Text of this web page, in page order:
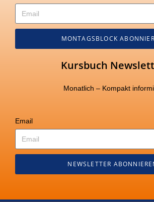
MONTAGSBLOCK
Kursbuch
Monatlich – Kompakt
Email
NEWSLETTER